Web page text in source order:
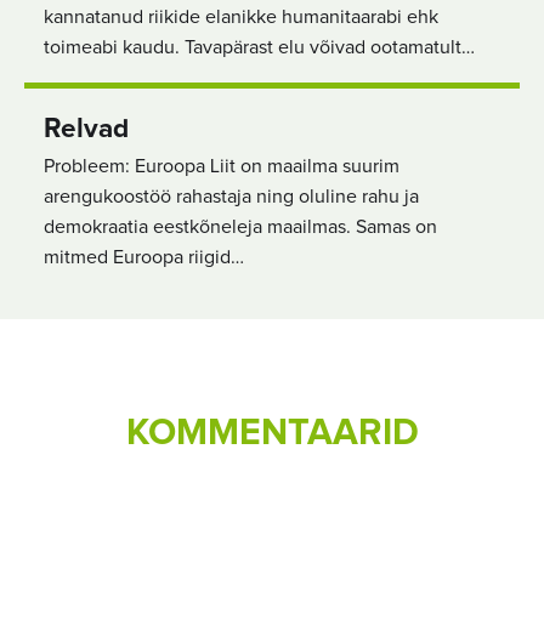
kannatanud riikide elanikke humanitaarabi ehk
toimeabi kaudu. Tavapärast elu võivad ootamatult…
Relvad
Probleem: Euroopa Liit on maailma suurim
arengukoostöö rahastaja ning oluline rahu ja
demokraatia eestkõneleja maailmas. Samas on
mitmed Euroopa riigid…
KOMMENTAARID